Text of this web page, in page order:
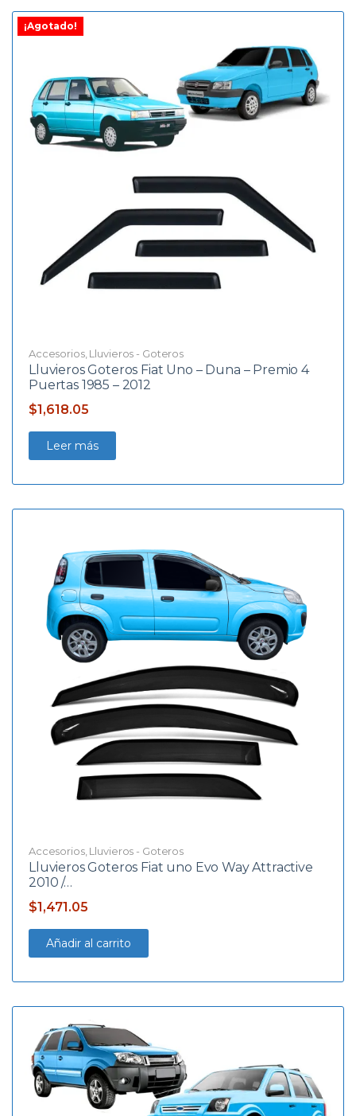
¡Agotado!
Accesorios, Lluvieros - Goteros
Lluvieros Goteros Fiat Uno – Duna – Premio 4
Puertas 1985 – 2012
$1,618.05
Leer más
Accesorios, Lluvieros - Goteros
Lluvieros Goteros Fiat uno Evo Way Attractive
2010 /…
$1,471.05
Añadir al carrito